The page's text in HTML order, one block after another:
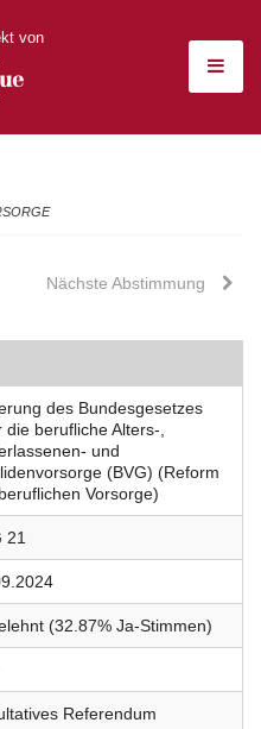
von
Nächste Abstimmung
des Bundesgesetzes
die berufliche Alters-,
und
(BVG) (Reform
Vorsorge)
21
(32.87% Ja-Stimmen)
Referendum